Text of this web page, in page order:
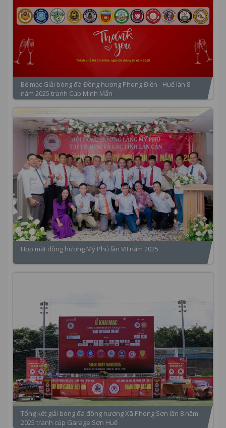
Bế mạc Giải bóng đá Đồng hương Phong Điền - Huế lần 8
năm 2025 tranh Cúp Minh Mẫn
Họp mặt đồng hương Mỹ Phú lần VII năm 2025
Tổng kết giải bóng đá đồng hương Xã Phong Sơn lần 8 năm
2025 tranh cúp Garage Sơn Huế